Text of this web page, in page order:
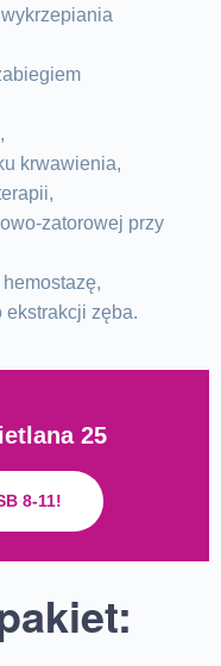
krwawienia,
zatorowej przy
ekstrakcji zęba.
25
8-11!